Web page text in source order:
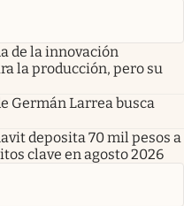
de la innovación
la producción, pero su
Germán Larrea busca
deposita 70 mil pesos a
clave en agosto 2026